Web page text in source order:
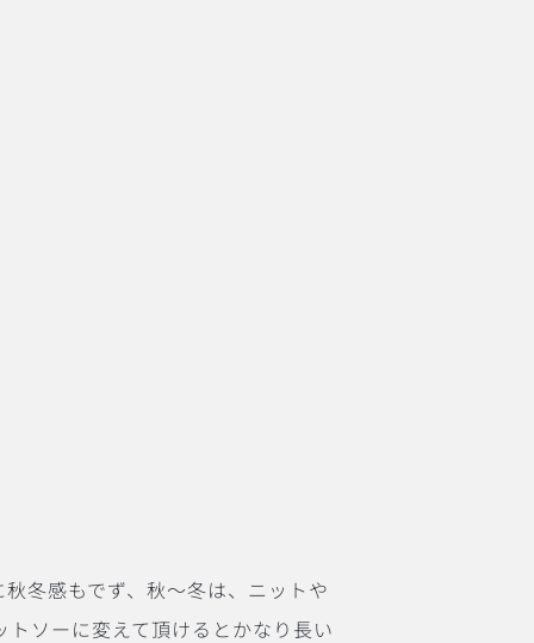
冬感もでず、秋〜冬は、ニットや
ソーに変えて頂けるとかなり長い